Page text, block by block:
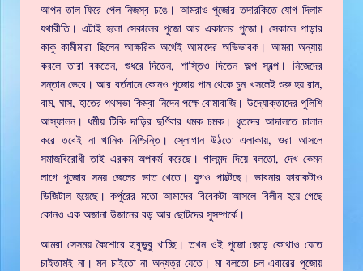
আপন তাল ফিরে পেল নিজস্ব ঢঙে। আমরাও পুজোর তদারকিতে যোগ দিলাম
যথারীতি। এটাই হলো সেকালের পুজো আর একালের পুজো। সেকালে পাড়ার
কাকু কামীমারা ছিলেন আক্ষরিক অর্থেই আমাদের অভিভাবক। আমরা অন্যায়
করলে তারা বকতেন, শুধরে দিতেন, শাস্তিও দিতেন অল্প স্বল্প। নিজেদের
সন্তান ভেবে। আর বর্তমানে কোনও পুজোয় পান থেকে চুন খসলেই শুরু হয় রাম,
বাম, ঘাস, হাতের পথসভা কিম্বা নিদেন পক্ষে বোমাবাজি। উদ্যোক্তাদের পুলিশি
আস্ফালন। ধর্মীয় টিকি দাড়ির দুর্ণিবার ধমক চমক। ধৃতদের আদালতে চালান
করে তবেই না খানিক নিশ্চিন্তি। স্লোগান উঠতো এলাকায়, ওরা আসলে
সমাজবিরোধী তাই এরকম অপকর্ম করেছে। গালমন্দ দিয়ে বলতো, দেখ কেমন
লাগে পুজোর সময় জেলের ভাত খেতে। যুগও পাল্টেছে। ভাবনার ফারাকটাও
ডিজিটাল হয়েছে। কর্পুরের মতো আমাদের বিবেকটা আসলে বিলীন হয়ে গেছে
কোনও এক অজানা উজানের বড় আর ছোটদের সুসম্পর্কে।
আমরা সেসময় কৈশোরে হাবুডুবু খাচ্ছি। তখন ওই পুজো ছেড়ে কোথাও যেতে
চাইতামই না। মন চাইতো না অন্যত্র যেতে। মা বলতো চল এবারের পুজোয়